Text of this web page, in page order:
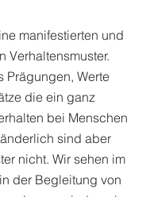
manifestierten und
Verhaltensmuster.
Prägungen, Werte
die ein ganz
bei Menschen
sind aber
nicht. Wir sehen im
der Begleitung von